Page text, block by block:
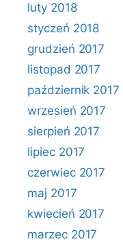
luty 2018
styczeń 2018
grudzień 2017
listopad 2017
październik 2017
wrzesień 2017
sierpień 2017
lipiec 2017
czerwiec 2017
maj 2017
kwiecień 2017
marzec 2017